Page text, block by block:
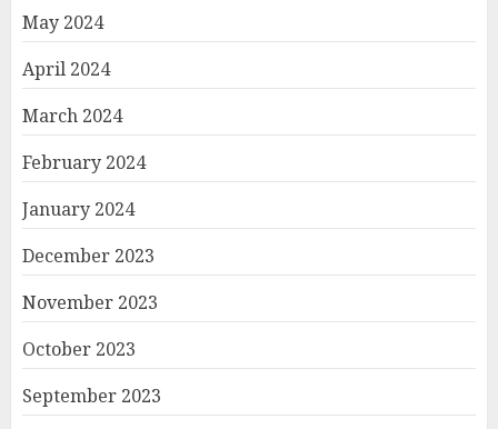
May 2024
April 2024
March 2024
February 2024
January 2024
December 2023
November 2023
October 2023
September 2023